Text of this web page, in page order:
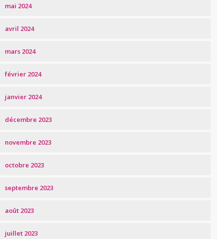
mai 2024
avril 2024
mars 2024
février 2024
janvier 2024
décembre 2023
novembre 2023
octobre 2023
septembre 2023
août 2023
juillet 2023